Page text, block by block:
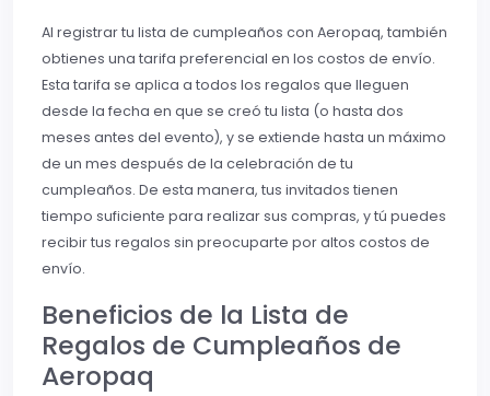
Al registrar tu lista de cumpleaños con Aeropaq, también
obtienes una tarifa preferencial en los costos de envío.
Esta tarifa se aplica a todos los regalos que lleguen
desde la fecha en que se creó tu lista (o hasta dos
meses antes del evento), y se extiende hasta un máximo
de un mes después de la celebración de tu
cumpleaños. De esta manera, tus invitados tienen
tiempo suficiente para realizar sus compras, y tú puedes
recibir tus regalos sin preocuparte por altos costos de
envío.
Beneficios de la Lista de
Regalos de Cumpleaños de
Aeropaq